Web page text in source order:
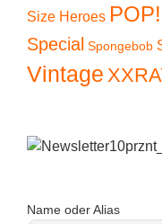
Size Heroes POP!
Special Spongebob
Vintage
Name oder Alias